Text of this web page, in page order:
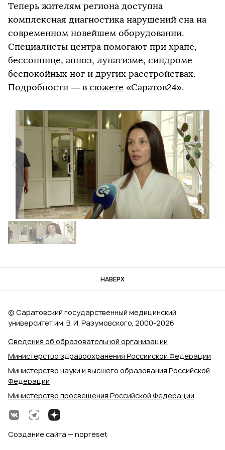
Теперь жителям региона доступна
комплексная диагностика нарушений сна на
современном новейшем оборудовании.
Специалисты центра помогают при храпе,
бессоннице, апноэ, лунатизме, синдроме
беспокойных ног и других расстройствах.
Подробности — в сюжете «Саратов24».
НАВЕРХ
Сведения об образовательной организации
Министерство здравоохранения Российской Федерации
Министерство науки и высшего образования Российской
Федерации
Министерство просвещения Российской Федерации
© Саратовский государственный медицинский
университет им. В. И. Разумовского, 2000‑2026
Создание сайта — nopreset